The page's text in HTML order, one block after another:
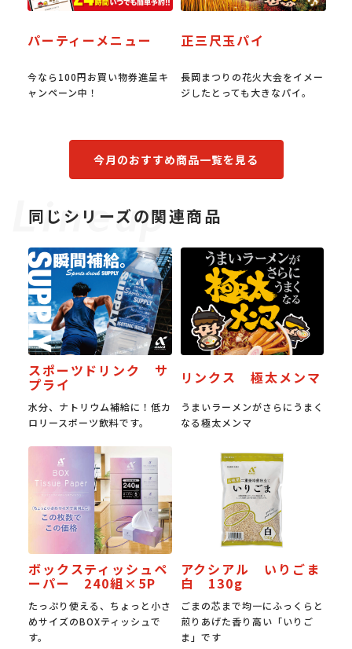
パーティーメニュー
今なら100円お買い物券進呈キ
ャンペーン中！
正三尺玉パイ
長岡まつりの花火大会をイメー
ジしたとっても大きなパイ。
今月のおすすめ商品一覧を見る
同じシリーズの関連商品
スポーツドリンク サ
プライ
水分、ナトリウム補給に！低カ
ロリースポーツ飲料です。
リンクス 極太メンマ
うまいラーメンがさらにうまく
なる極太メンマ
ボックスティッシュペ
ーパー 240組×5P
たっぷり使える、ちょっと小さ
めサイズのBOXティッシュで
す。
アクシアル いりごま
白 130g
ごまの芯まで均一にふっくらと
煎りあげた香り高い「いりご
ま」です